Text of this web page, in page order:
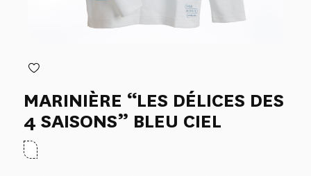
MARINIÈRE “LES DÉLICES DES
4 SAISONS” BLEU CIEL